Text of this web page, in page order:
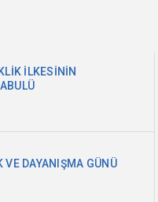
İLKESİNİN
VE DAYANIŞMA GÜNÜ